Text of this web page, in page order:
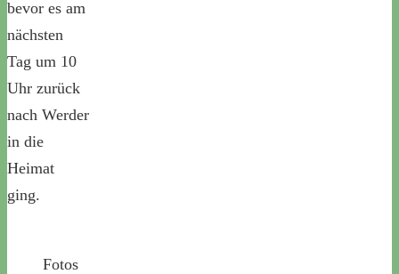
bevor es am
nächsten
Tag um 10
Uhr zurück
nach Werder
in die
Heimat
ging.
Fotos